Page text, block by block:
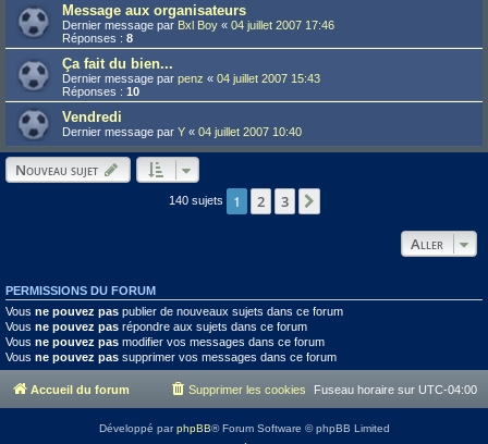
Message aux organisateurs
Dernier message par Bxl Boy « 04 juillet 2007 17:46
Réponses : 8
Ça fait du bien...
Dernier message par penz « 04 juillet 2007 15:43
Réponses : 10
Vendredi
Dernier message par Y « 04 juillet 2007 10:40
Nouveau sujet
140 sujets 1 2 3
Aller
PERMISSIONS DU FORUM
Vous ne pouvez pas publier de nouveaux sujets dans ce forum
Vous ne pouvez pas répondre aux sujets dans ce forum
Vous ne pouvez pas modifier vos messages dans ce forum
Vous ne pouvez pas supprimer vos messages dans ce forum
Accueil du forum Fuseau horaire sur UTC-04:00
Supprimer les cookies
Développé parphpBB® Forum Software © phpBB Limited